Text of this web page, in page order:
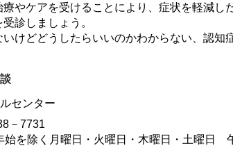
やケアを受けることにより、症状を軽減
診しましょう。
いけどどうしたらいいのかわからない、認
センター
－7731
始を除く月曜日・火曜日・木曜日・土曜日